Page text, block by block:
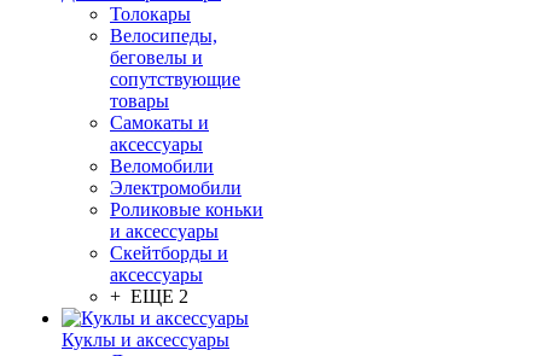
Толокары
Велосипеды,
беговелы и
сопутствующие
товары
Самокаты и
аксессуары
Веломобили
Электромобили
Роликовые коньки
и аксессуары
Скейтборды и
аксессуары
+ ЕЩЕ 2
Куклы и аксессуары